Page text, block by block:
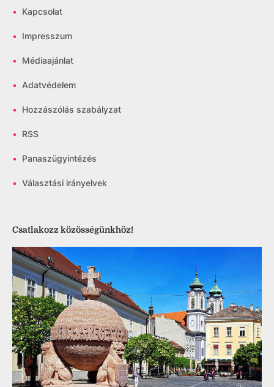
• Kapcsolat
• Impresszum
• Médiaajánlat
• Adatvédelem
• Hozzászólás szabályzat
• RSS
• Panaszügyintézés
• Választási irányelvek
Csatlakozz közösségünkhöz!